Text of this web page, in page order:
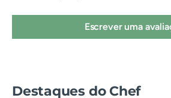
Escrever uma
Destaques do Chef